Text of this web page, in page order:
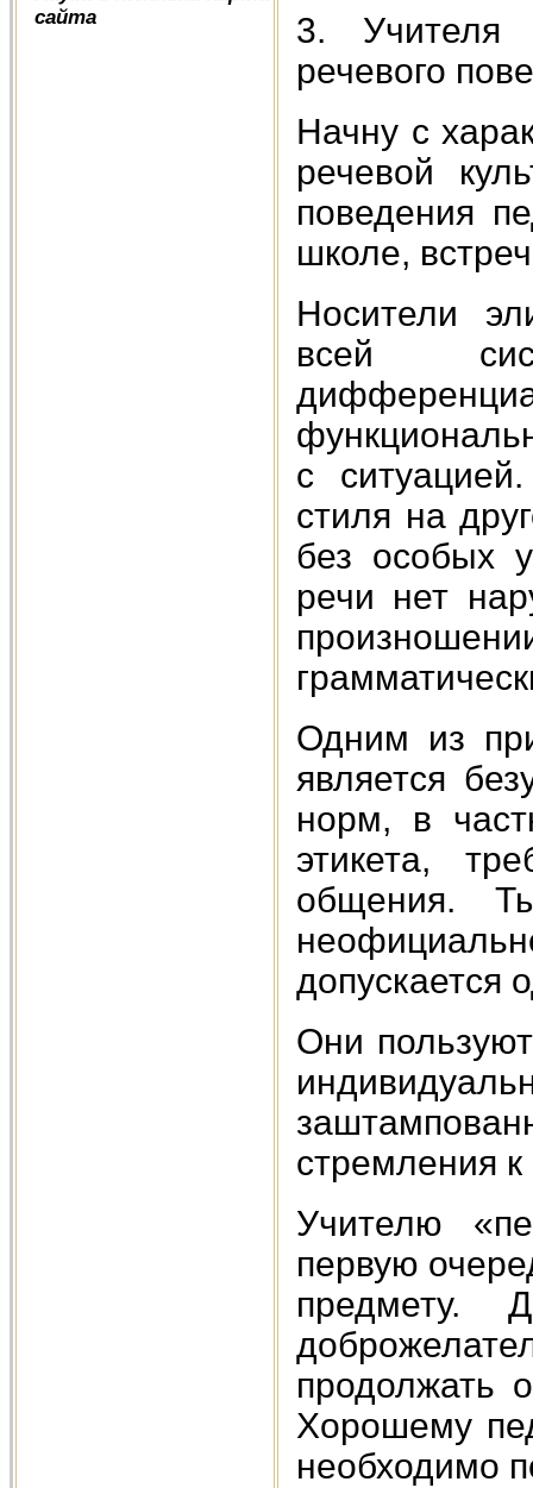
сайта
3. Учителя
речевого
Начну с
речевой
поведения
школе,
Носители
всей
с
стиля на
без особых
речи нет
Одним из
является
норм, в
этикета,
общения.
допускается
Они
стремления к
Учителю
первую
предмету.
продолжать
Хорошему
необходимо